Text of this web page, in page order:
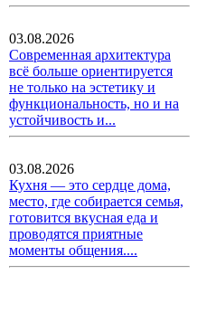
03.08.2026
Современная архитектура
всё больше ориентируется
не только на эстетику и
функциональность, но и на
устойчивость и...
03.08.2026
Кухня — это сердце дома,
место, где собирается семья,
готовится вкусная еда и
проводятся приятные
моменты общения....